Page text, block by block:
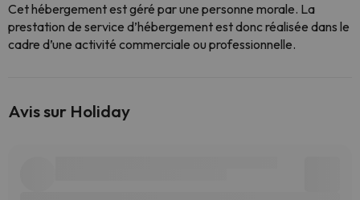
Cet hébergement est géré par une personne morale. La
prestation de service d’hébergement est donc réalisée dans le
cadre d’une activité commerciale ou professionnelle.
Avis sur Holiday